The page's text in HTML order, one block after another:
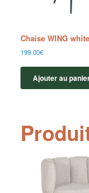
Chaise WING
199.00€
Ajouter au